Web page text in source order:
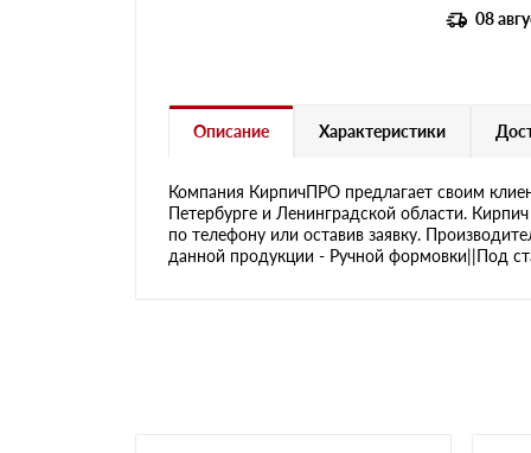
08
Описание Характеристики
Компания КирпичПРО предлагает своим
Петербурге и Ленинградской области.
по телефону или оставив заявку.
данной продукции - Ручной формовки||Под